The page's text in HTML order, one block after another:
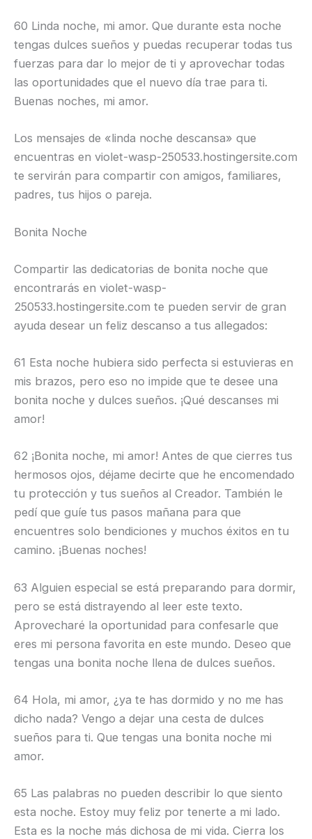
60 Linda noche, mi amor. Que durante esta noche
tengas dulces sueños y puedas recuperar todas tus
fuerzas para dar lo mejor de ti y aprovechar todas
las oportunidades que el nuevo día trae para ti.
Buenas noches, mi amor.
Los mensajes de «linda noche descansa» que
encuentras en violet-wasp-250533.hostingersite.com
te servirán para compartir con amigos, familiares,
padres, tus hijos o pareja.
Bonita Noche
Compartir las dedicatorias de bonita noche que
encontrarás en violet-wasp-
250533.hostingersite.com te pueden servir de gran
ayuda desear un feliz descanso a tus allegados:
61 Esta noche hubiera sido perfecta si estuvieras en
mis brazos, pero eso no impide que te desee una
bonita noche y dulces sueños. ¡Qué descanses mi
amor!
62 ¡Bonita noche, mi amor! Antes de que cierres tus
hermosos ojos, déjame decirte que he encomendado
tu protección y tus sueños al Creador. También le
pedí que guíe tus pasos mañana para que
encuentres solo bendiciones y muchos éxitos en tu
camino. ¡Buenas noches!
63 Alguien especial se está preparando para dormir,
pero se está distrayendo al leer este texto.
Aprovecharé la oportunidad para confesarle que
eres mi persona favorita en este mundo. Deseo que
tengas una bonita noche llena de dulces sueños.
64 Hola, mi amor, ¿ya te has dormido y no me has
dicho nada? Vengo a dejar una cesta de dulces
sueños para ti. Que tengas una bonita noche mi
amor.
65 Las palabras no pueden describir lo que siento
esta noche. Estoy muy feliz por tenerte a mi lado.
Esta es la noche más dichosa de mi vida. Cierra los